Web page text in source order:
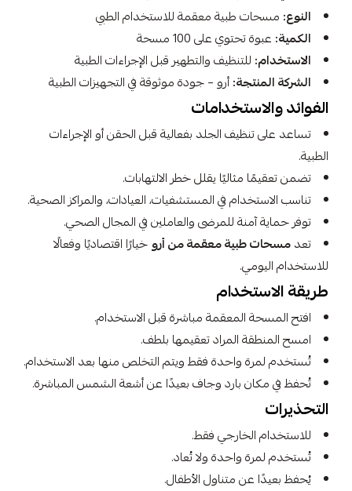
النوع: مسحات طبية معقمة للاستخدام الطبي
الكمية: عبوة تحتوي على 100 مسحة
الاستخدام: للتنظيف والتطهير قبل الإجراءات الطبية
الشركة المنتجة:أرو – جودة موثوقة في التجهيزات الطبية
الفوائد والاستخدامات
تساعد على تنظيف الجلد بفعالية قبل الحقن أو الإجراءات
الطبية.
تضمن تعقيمًا مثاليًا يقلل خطر الالتهابات.
تناسب الاستخدام في المستشفيات، العيادات، والمراكز الصحية.
توفر حماية آمنة للمرضى والعاملين في المجال الصحي.
تعدمسحات طبية معقمة من أروخيارًا اقتصاديًا وفعالًا
للاستخدام اليومي.
طريقة الاستخدام
افتح المسحة المعقمة مباشرة قبل الاستخدام.
امسح المنطقة المراد تعقيمها بلطف.
تُستخدم لمرة واحدة فقط ويتم التخلص منها بعد الاستخدام.
تُحفظ في مكان بارد وجاف بعيدًا عن أشعة الشمس المباشرة.
التحذيرات
للاستخدام الخارجي فقط.
تُستخدم لمرة واحدة ولا تُعاد.
يُحفظ بعيدًا عن متناول الأطفال.